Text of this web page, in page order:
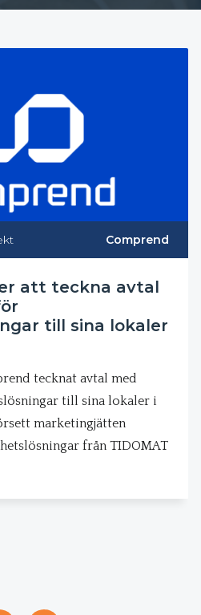
Comprend
att teckna avtal
till sina lokaler
tecknat avtal med
till sina lokaler i
marketingjätten
från TIDOMAT